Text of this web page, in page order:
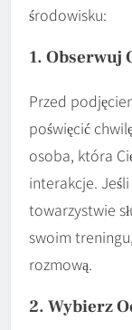
środowisku:
1. Obserwuj
Przed
poświęcić
osoba, która
interakcje.
towarzystwie
swoim
rozmową.
2. Wybierz